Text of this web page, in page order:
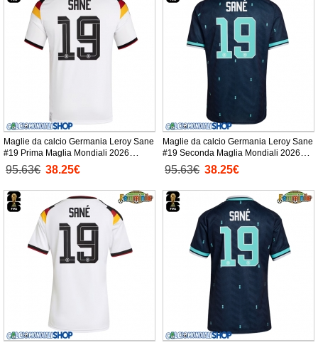
Maglie da calcio Germania Leroy Sane
#19 Prima Maglia Mondiali 2026
Manica Corta
95.63€ 38.25€
Maglie da calcio Germania Leroy Sane
#19 Seconda Maglia Mondiali 2026
Manica Corta
95.63€ 38.25€